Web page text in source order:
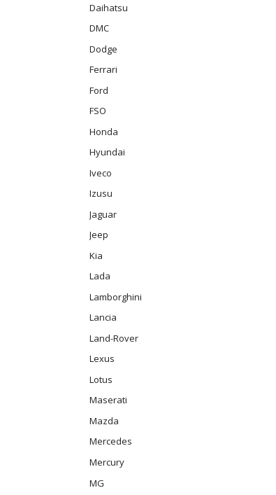
Daihatsu
DMC
Dodge
Ferrari
Ford
FSO
Honda
Hyundai
Iveco
Izusu
Jaguar
Jeep
Kia
Lada
Lamborghini
Lancia
Land-Rover
Lexus
Lotus
Maserati
Mazda
Mercedes
Mercury
MG